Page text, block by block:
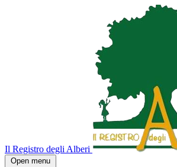
Il Registro degli Alberi
Open menu